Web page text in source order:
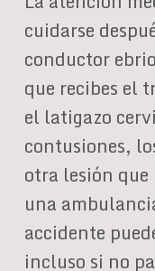
cuidarse
conductor
que recibes el
el latigazo
contusiones,
otra lesión
una
accidente
incluso si no